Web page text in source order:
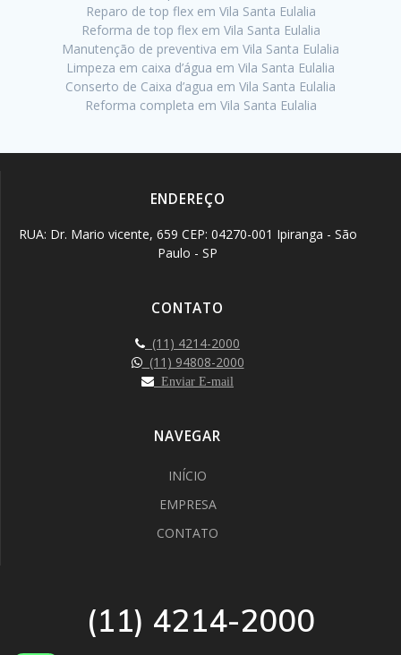
Reparo de top flex em Vila Santa Eulalia
Reforma de top flex em Vila Santa Eulalia
Manutenção de preventiva em Vila Santa Eulalia
Limpeza em caixa d’água em Vila Santa Eulalia
Conserto de Caixa d’agua em Vila Santa Eulalia
Reforma completa em Vila Santa Eulalia
ENDEREÇO
RUA: Dr. Mario vicente, 659 CEP: 04270-001 Ipiranga - São
Paulo - SP
CONTATO
(11) 4214-2000
(11) 94808-2000
Enviar E-mail
NAVEGAR
INÍCIO
EMPRESA
CONTATO
(11) 4214-2000